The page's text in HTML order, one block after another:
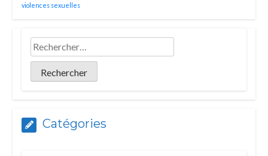
violences sexuelles
Catégories